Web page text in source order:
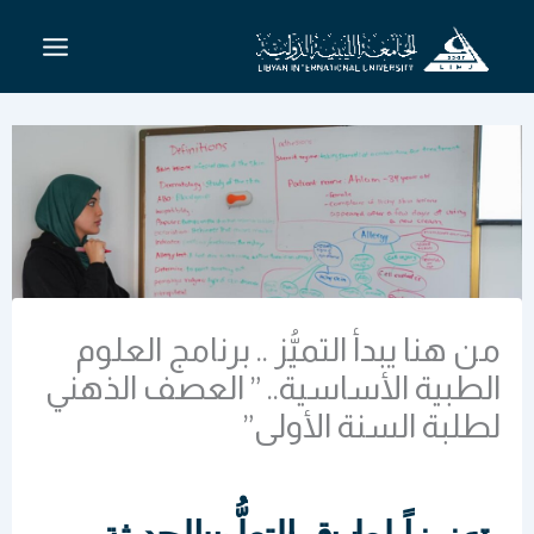
المحتوى
من هنا يبدأ التميُّز .. برنامج العلوم
الطبية الأساسية.. ” العصف الذهني
لطلبة السنة الأولى”